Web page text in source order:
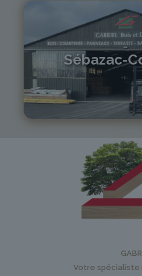
Sébazac-
05 81
Votre spécialiste